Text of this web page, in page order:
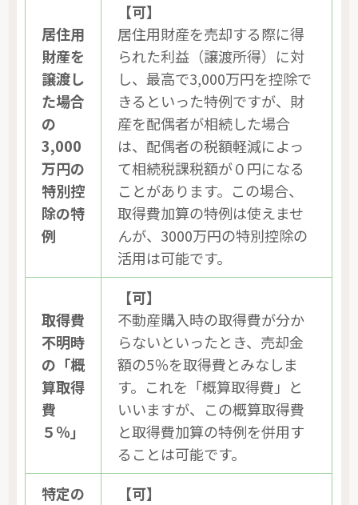
居住用
財産を
譲渡し
た場合
の
3,000
万円の
特別控
除の特
例
【可】
居住用財産を売却する際に得
られた利益（譲渡所得）に対
し、最高で3,000万円を控除で
きるといった特例ですが、財
産を配偶者が相続した場合
は、配偶者の税額軽減によっ
て相続税課税額が０円になる
ことがあります。この場合、
取得費加算の特例は使えませ
んが、3000万円の特別控除の
活用は可能です。
取得費
不明時
の「概
算取得
費
５％」
【可】
不動産購入時の取得費が分か
らないといったとき、売却金
額の5％を取得費とみなしま
す。これを「概算取得費」と
いいますが、この概算取得費
と取得費加算の特例を併用す
ることは可能です。
特定の
【可】